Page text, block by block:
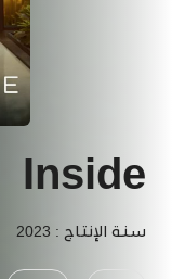
Inside
سنة الإنتاج : 2023